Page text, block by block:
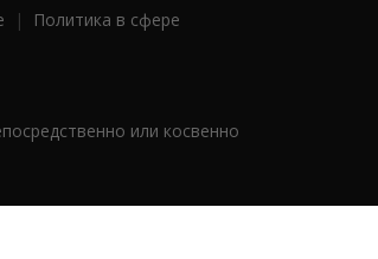
|
Политика в сфере
или косвенно